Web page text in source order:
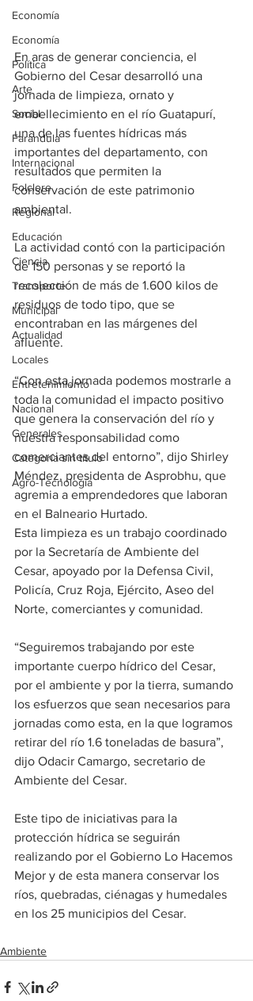
Economía
Economía
Política
Arte
Social
Farandula
Internacional
Folclore
Regional
Educación
Ciencia
Transporte
Municipal
Actualidad
Locales
Entretenimiento
Nacional
Generales
Categoría sin título
Agro-Tecnología
En aras de generar conciencia, el
Gobierno del Cesar desarrolló una
jornada de limpieza, ornato y
embellecimiento en el río Guatapurí,
una de las fuentes hídricas más
importantes del departamento, con
resultados que permiten la
conservación de este patrimonio
ambiental.
La actividad contó con la participación
de 150 personas y se reportó la
recolección de más de 1.600 kilos de
residuos de todo tipo, que se
encontraban en las márgenes del
afluente.
“Con esta jornada podemos mostrarle a
toda la comunidad el impacto positivo
que genera la conservación del río y
nuestra responsabilidad como
comerciantes del entorno”, dijo Shirley
Méndez, presidenta de Asprobhu, que
agremia a emprendedores que laboran
en el Balneario Hurtado.
Esta limpieza es un trabajo coordinado
por la Secretaría de Ambiente del
Cesar, apoyado por la Defensa Civil,
Policía, Cruz Roja, Ejército, Aseo del
Norte, comerciantes y comunidad.
“Seguiremos trabajando por este
importante cuerpo hídrico del Cesar,
por el ambiente y por la tierra, sumando
los esfuerzos que sean necesarios para
jornadas como esta, en la que logramos
retirar del río 1.6 toneladas de basura”,
dijo Odacir Camargo, secretario de
Ambiente del Cesar.
Este tipo de iniciativas para la
protección hídrica se seguirán
realizando por el Gobierno Lo Hacemos
Mejor y de esta manera conservar los
ríos, quebradas, ciénagas y humedales
en los 25 municipios del Cesar.
Ambiente